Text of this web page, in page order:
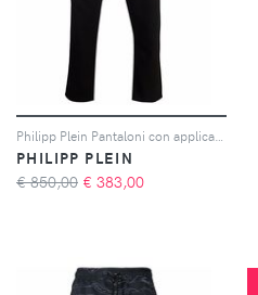
PHILIPP PLEIN
€ 850,00 € 383,00